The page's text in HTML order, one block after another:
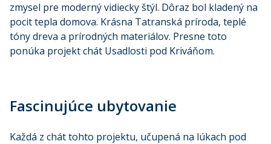
zmysel pre moderný vidiecky štýl. Dôraz bol kladený na
pocit tepla domova. Krásna Tatranská príroda, teplé
tóny dreva a prírodných materiálov. Presne toto
ponúka projekt chát Usadlosti pod Kriváňom.
Fascinujúce ubytovanie
Každá z chát tohto projektu, učupená na lúkach pod